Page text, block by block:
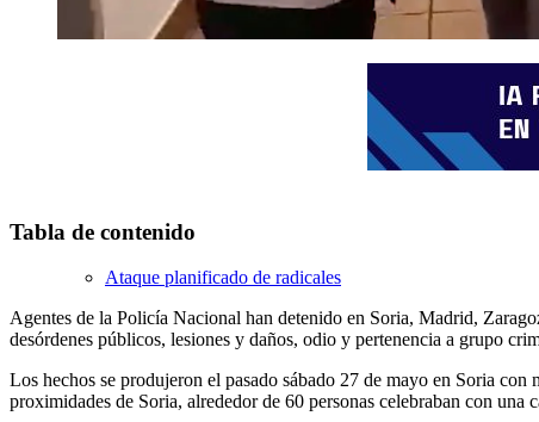
Tabla de contenido
Ataque planificado de radicales
Agentes de la Policía Nacional han detenido en Soria, Madrid,
desórdenes públicos, lesiones y daños, odio y pertenencia a grupo
Los hechos se produjeron el pasado sábado 27 de mayo en Soria
proximidades de Soria, alrededor de 60 personas celebraban con una